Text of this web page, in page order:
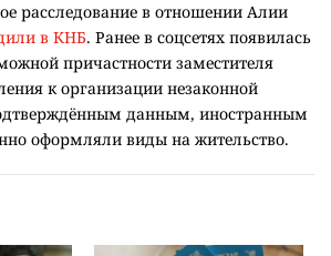
расследование в отношении Алии
в КНБ. Ранее в соцсетях появилась
причастности заместителя
к организации незаконной
данным, иностранным
оформляли виды на жительство.